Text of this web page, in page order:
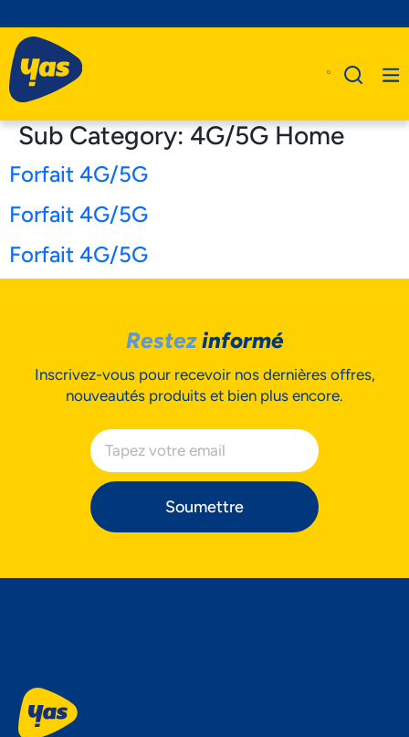
Sub Category:4G/5G Home
Forfait 4G/5G
Forfait 4G/5G
Forfait 4G/5G
Restezinformé
Inscrivez-vous pour recevoir nos dernières offres,
nouveautés produits et bien plus encore.
Soumettre